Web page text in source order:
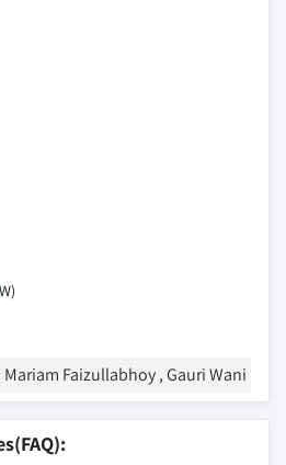
Mariam Faizullabhoy , Gauri Wani